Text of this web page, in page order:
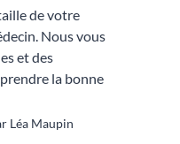
de votre
Nous vous
et des
la bonne
Léa Maupin